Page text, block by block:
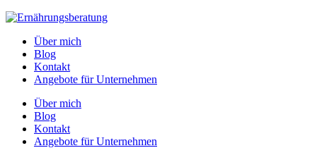
Über mich
Blog
Kontakt
Angebote für Unternehmen
Über mich
Blog
Kontakt
Angebote für Unternehmen